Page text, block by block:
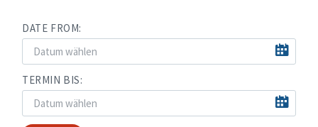
DATE FROM:
TERMIN BIS: